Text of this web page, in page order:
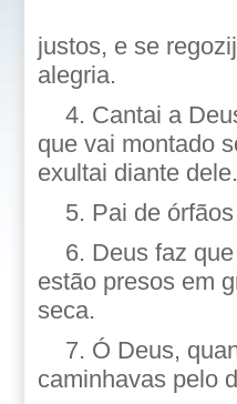
justos, e se
alegria.
4. Cantai a
que vai montado
exultai diante dele.
5. Pai de
6. Deus faz
estão presos em
seca.
7. Ó Deus,
caminhavas pelo